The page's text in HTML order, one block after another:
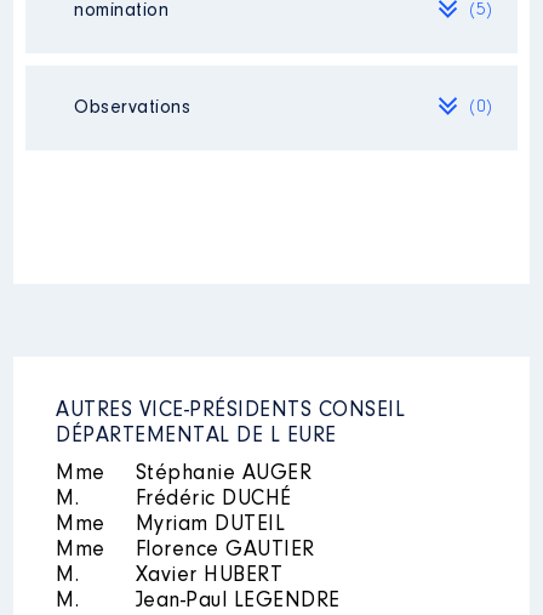
nomination
(5)
2018
32 911 €
Net
2019
26 690 €
Net
2021
13 931 €
Observations (0)
AUTRES VICE-PRÉSIDENTS CONSEIL
DÉPARTEMENTAL DE L EURE
Mme
Stéphanie AUGER
M.
Frédéric DUCHÉ
Mme
Myriam DUTEIL
Mme
Florence GAUTIER
M.
Xavier HUBERT
M.
Jean-Paul LEGENDRE